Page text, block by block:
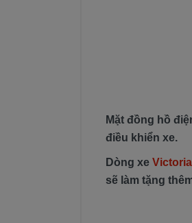
Mặt đồng hồ
điều khiển xe.
Dòng xe
sẽ làm tặng